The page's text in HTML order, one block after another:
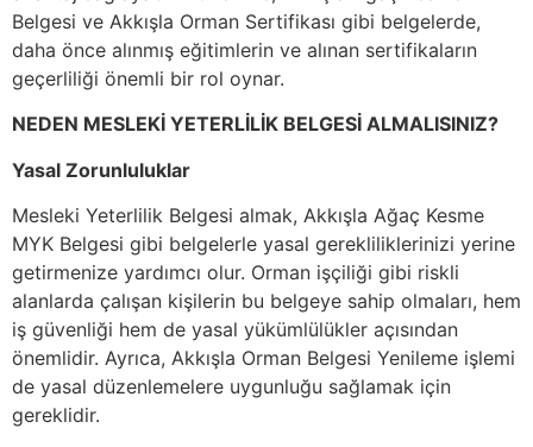
Belgesi ve Akkışla Orman Sertifikası gibi belgelerde,
daha önce alınmış eğitimlerin ve alınan sertifikaların
geçerliliği önemli bir rol oynar.
NEDEN MESLEKİ YETERLİLİK BELGESİ ALMALISINIZ?
Yasal Zorunluluklar
Mesleki Yeterlilik Belgesi almak, Akkışla Ağaç Kesme
MYK Belgesi gibi belgelerle yasal gerekliliklerinizi yerine
getirmenize yardımcı olur. Orman işçiliği gibi riskli
alanlarda çalışan kişilerin bu belgeye sahip olmaları, hem
iş güvenliği hem de yasal yükümlülükler açısından
önemlidir. Ayrıca, Akkışla Orman Belgesi Yenileme işlemi
de yasal düzenlemelere uygunluğu sağlamak için
gereklidir.